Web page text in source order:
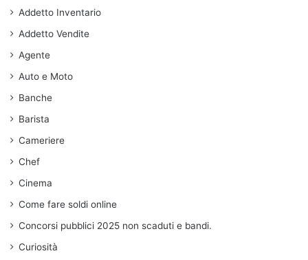
Addetto Inventario
Addetto Vendite
Agente
Auto e Moto
Banche
Barista
Cameriere
Chef
Cinema
Come fare soldi online
Concorsi pubblici 2025 non scaduti e bandi.
Curiosità